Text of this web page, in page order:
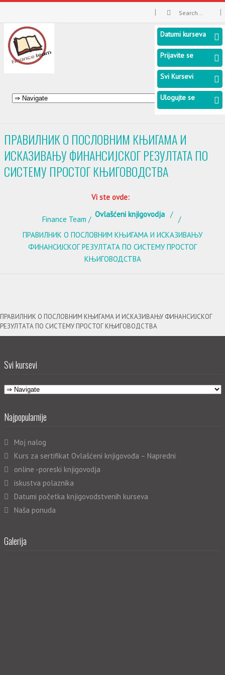
ПРАВИЛНИК О ПОСЛОВНИМ КЊИГАМА И
ИСКАЗИВАЊУ ФИНАНСИЈСКОГ РЕЗУЛТАТА ПО
СИСТЕМУ ПРОСТОГ КЊИГОВОДСТВА
Vi ste ovde:
Finance Team
Ovlašćeni knjigovodja
ПРАВИЛНИК О ПОСЛОВНИМ КЊИГАМА И ИСКАЗИВАЊУ
ФИНАНСИЈСКОГ РЕЗУЛТАТА ПО СИСТЕМУ ПРОСТОГ
КЊИГОВОДСТВА
ПРАВИЛНИК О ПОСЛОВНИМ КЊИГАМА И ИСКАЗИВАЊУ ФИНАНСИЈСКОГ
РЕЗУЛТАТА ПО СИСТЕМУ ПРОСТОГ КЊИГОВОДСТВА
Svi kursevi
Najpopularnije
Moj nalog
Kurs za sertifikat Ovlašćeni knjigovođa – Napredni
online -poreski knjigovodja
iskustva polaznika
Datumi početka knjigovodstvenih kurseva
Naša ponuda
Galerija
Datumi kurseva
Prijavite se
Svi Kursevi
Ulogujte se